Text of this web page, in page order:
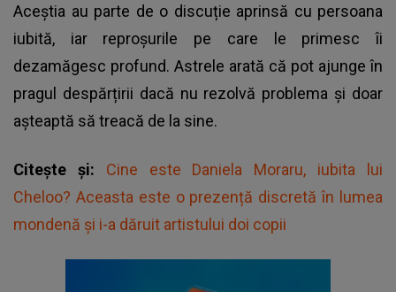
Aceștia au parte de o discuție aprinsă cu persoana
iubită, iar reproșurile pe care le primesc îi
dezamăgesc profund. Astrele arată că pot ajunge în
pragul despărțirii dacă nu rezolvă problema și doar
așteaptă să treacă de la sine.
Citește și: Cine este Daniela Moraru, iubita lui
Cheloo? Aceasta este o prezență discretă în lumea
mondenă și i-a dăruit artistului doi copii